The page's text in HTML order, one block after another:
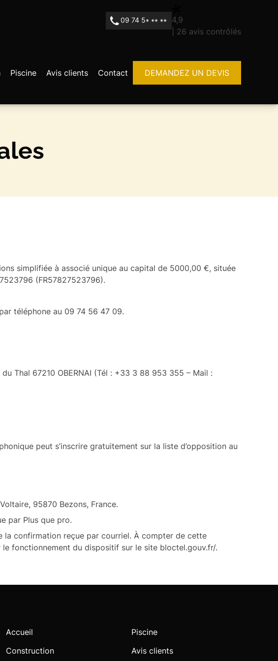
09 74 5* ** **
4,9
| 26 avis contrôlés
Piscine Avis clients Contact DEMANDEZ UN DEVIS
simplifiée à associé unique au capital de 5000,00 €, située
(FR57827523796).
téléphone au 09 74 56 47 09.
Thal 67210 OBERNAI (Tél : +33 3 88 953 355 – Mail :
peut s’inscrire gratuitement sur la liste d’opposition au
95870 Bezons, France.
par Plus que pro.
la confirmation reçue par courriel. À compter de cette
fonctionnement du dispositif sur le site bloctel.gouv.fr/.
Accueil
Construction
Piscine
Avis clients